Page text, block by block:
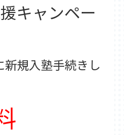
ーソナル
生の方
教室 BE studio
教室
武蔵藤沢教室
キャンペー
新規入塾手続きし